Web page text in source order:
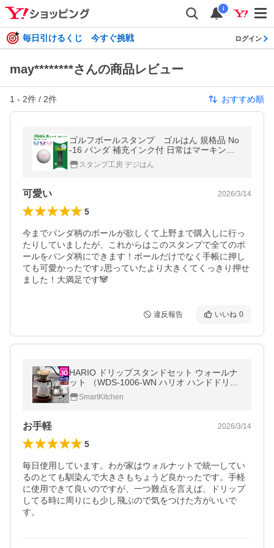
i
毎日引けるくじ 今すぐ挑戦 ログイン
may********さんの商品レビュー
1 - 2件 / 2件 おすすめ順
ゴルフボールスタンプ ゴルはん 規格品 No
-16 パンダ 補充インク付 日常はマーキング
スタンプとしてご利用できます
スタンプ工房 デジはん
可愛い 2026/3/14
5
今までパンダ柄のボールが欲しくて上野まで購入しに行っ
たりしていましたが、これからはこのスタンプで全てのボ
ールをパンダ柄にできます！ボールだけでなく手帳に押し
ても可愛かったです♪思っていたより大きくてくっきり押せ
ました！大満足です🐼
違反報告 いいね 0
HARIO ドリップスタンドセット ウォールナ
ット （WDS-1006-WN ハリオ ハンドドリッ
プ コーヒードリッパー コーヒーサーバー）
SmartKitchen
お手軽 2026/3/14
5
毎日使用しています。わが家はウォルナットで統一してい
るのとても馴染んで大きさもちょうど良かったです。手軽
に使用できて良いのですが、一つ難点を言えば、ドリップ
してる時に周りにも少し飛ぶので気をつけた方がいいで
す。